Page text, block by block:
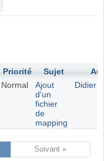
Priorité Sujet
Normal
Ajout
d'un
fichier
de
mapping
Didier
Suivant »